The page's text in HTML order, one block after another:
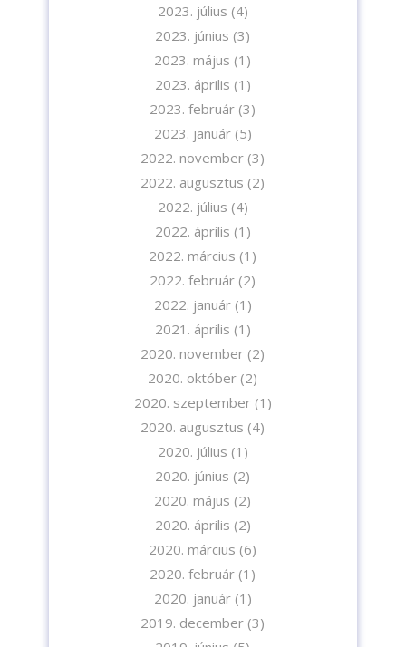
2023. július (4)
2023. június (3)
2023. május (1)
2023. április (1)
2023. február (3)
2023. január(5)
2022. november (3)
2022. augusztus (2)
2022. július (4)
2022. április (1)
2022. március (1)
2022. február (2)
2022. január(1)
2021. április (1)
2020. november (2)
2020. október (2)
2020. szeptember(1)
2020. augusztus (4)
2020. július (1)
2020. június (2)
2020. május (2)
2020. április (2)
2020. március (6)
2020. február (1)
2020. január(1)
2019. december (3)